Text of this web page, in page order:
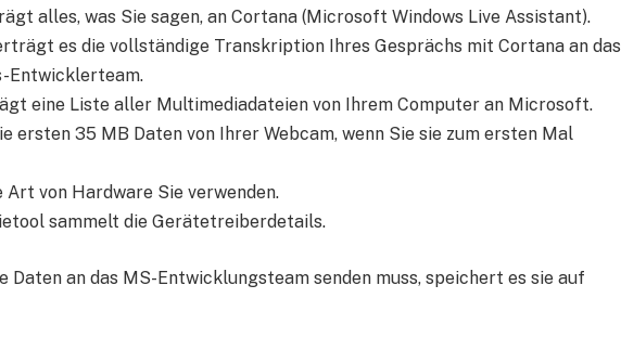
alles, was Sie sagen, an Cortana (Microsoft Windows Live Assistant).
es die vollständige Transkription Ihres Gesprächs mit Cortana an das
Entwicklerteam.
eine Liste aller Multimediadateien von Ihrem Computer an Microsoft.
ersten 35 MB Daten von Ihrer Webcam, wenn Sie sie zum ersten Mal
Art von Hardware Sie verwenden.
sammelt die Gerätetreiberdetails.
Daten an das MS-Entwicklungsteam senden muss, speichert es sie auf